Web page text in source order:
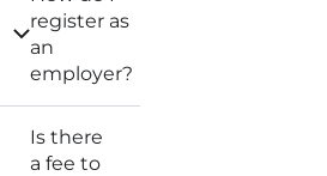
register as
an
employer?
Is there
a fee to